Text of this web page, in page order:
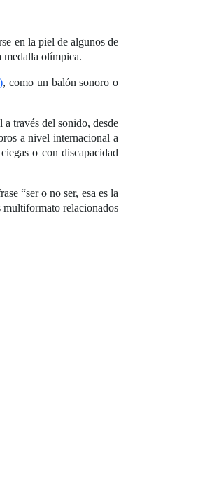
en la piel de algunos de
medalla olímpica.
, como un balón sonoro o
través del sonido, desde
a nivel internacional a
o con discapacidad
“ser o no ser, esa es la
multiformato relacionados